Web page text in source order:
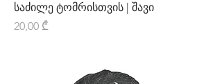
საძილე ტომრისთვის | შავი
Price
20,00 ₾